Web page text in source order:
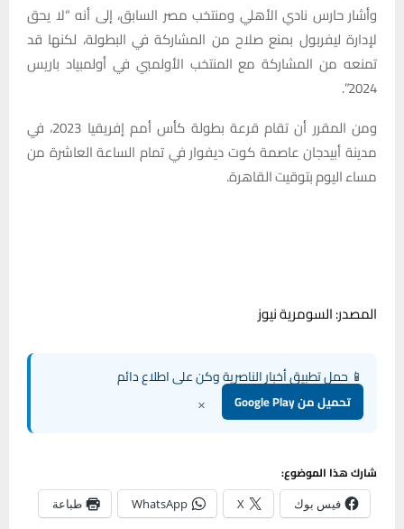
وأشار حارس نادي الأهلي ومنتخب مصر السابق، إلى أنه “لا يحق
لإدارة ليفربول بمنع صلاح من المشاركة في البطولة، لكنها قد
تمنعه من المشاركة مع المنتخب الأولمبي في أولمبياد باريس
2024”.
ومن المقرر أن تقام قرعة بطولة كأس أمم إفريقيا 2023، في
مدينة أبيدجان عاصمة كوت ديفوار في تمام الساعة العاشرة من
مساء اليوم بتوقيت القاهرة.
المصدر: السومرية نيوز
📱 حمل تطبيق أخبار الناصرية وكن على اطلاع دائم
تحميل من Google Play ×
شارك هذا الموضوع:
فيس بوك X
WhatsApp طباعة